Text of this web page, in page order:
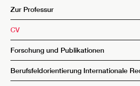
Zur Professur
CV
Forschung und Publikationen
Berufsfeldorientierung Internationale